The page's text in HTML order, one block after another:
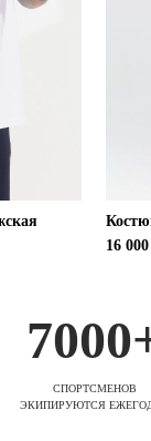
16
СПОРТСМЕНОВ
ЭКИПИРУЮТСЯ